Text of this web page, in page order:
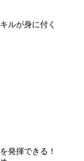
ルが身に付く
発揮できる！